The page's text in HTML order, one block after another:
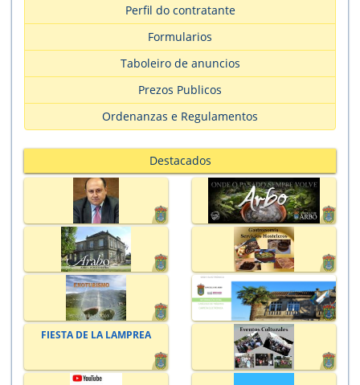
Perfil do contratante
Formularios
Taboleiro de anuncios
Prezos Publicos
Ordenanzas e Regulamentos
Destacados
FIESTA DE LA LAMPREA